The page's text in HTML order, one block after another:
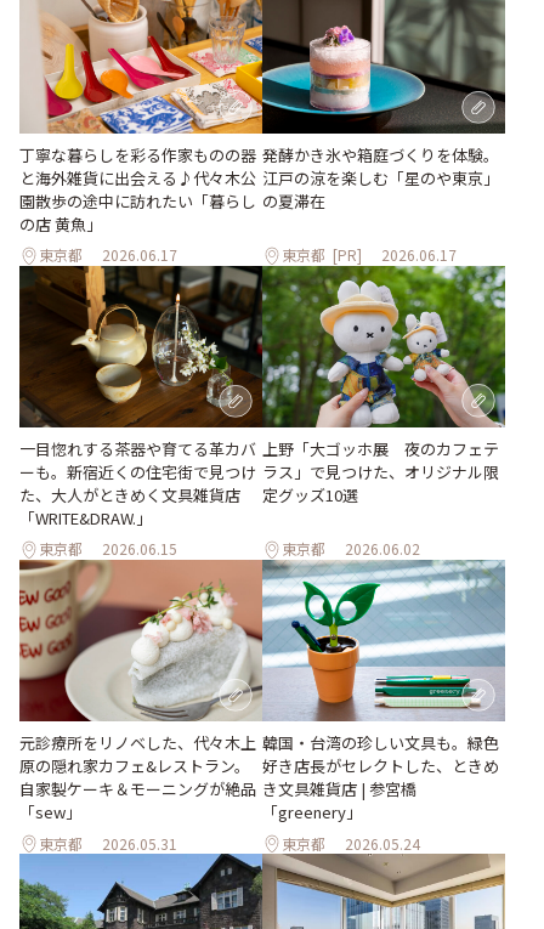
丁寧な暮らしを彩る作家ものの器
と海外雑貨に出会える♪代々木公
園散歩の途中に訪れたい「暮らし
の店 黄魚」
東京都 2026.06.17
発酵かき氷や箱庭づくりを体験。
江戸の涼を楽しむ「星のや東京」
の夏滞在
東京都 [PR] 2026.06.17
一目惚れする茶器や育てる革カバ
ーも。新宿近くの住宅街で見つけ
た、大人がときめく文具雑貨店
「WRITE&DRAW.」
東京都 2026.06.15
上野「大ゴッホ展 夜のカフェテ
ラス」で見つけた、オリジナル限
定グッズ10選
東京都 2026.06.02
元診療所をリノベした、代々木上
原の隠れ家カフェ&レストラン。
自家製ケーキ＆モーニングが絶品
「sew」
東京都 2026.05.31
韓国・台湾の珍しい文具も。緑色
好き店長がセレクトした、ときめ
き文具雑貨店 | 参宮橋
「greenery」
東京都 2026.05.24